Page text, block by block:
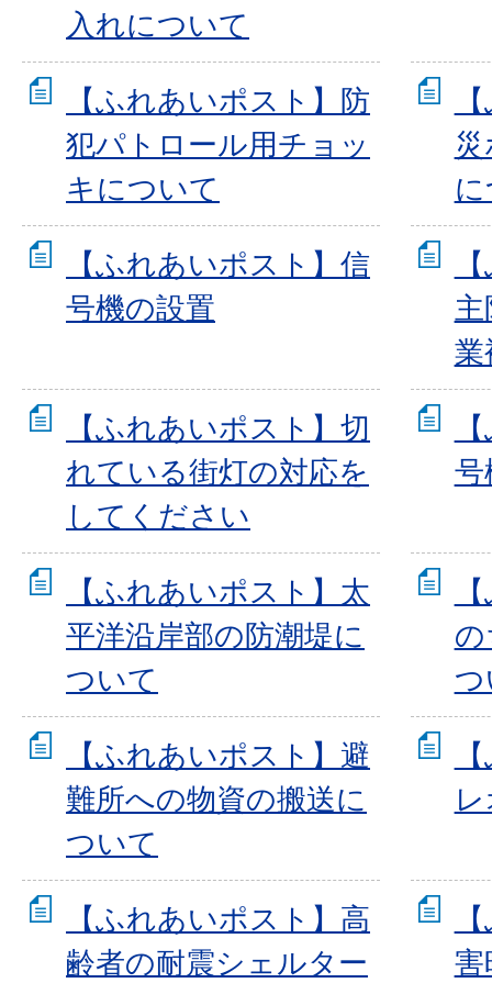
入れについて
【ふれあいポスト】防
犯パトロール用チョッ
キについて
【ふれあいポスト】信
号機の設置
主
業
【ふれあいポスト】切
れている街灯の対応を
してください
号
【ふれあいポスト】太
平洋沿岸部の防潮堤に
ついて
【ふれあいポスト】避
難所への物資の搬送に
ついて
【ふれあいポスト】高
齢者の耐震シェルター
害